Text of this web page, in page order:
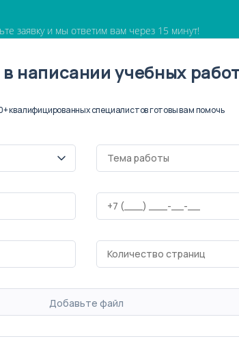
заявку и мы ответим вам через 15 минут!
написании учебных
квалифицированных специалистов готовы вам помочь
Добавьте файл